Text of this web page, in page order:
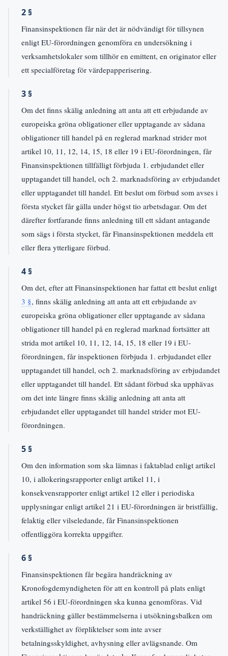
2 §
Finansinspektionen får när det är nödvändigt för tillsynen
enligt EU-förordningen genomföra en undersökning i
verksamhetslokaler som tillhör en emittent, en originator eller
ett specialföretag för värdepapperisering.
3 §
Om det finns skälig anledning att anta att ett erbjudande av
europeiska gröna obligationer eller upptagande av sådana
obligationer till handel på en reglerad marknad strider mot
artikel 10, 11, 12, 14, 15, 18 eller 19 i EU-förordningen, får
Finansinspektionen tillfälligt förbjuda 1. erbjudandet eller
upptagandet till handel, och 2. marknadsföring av erbjudandet
eller upptagandet till handel. Ett beslut om förbud som avses i
första stycket får gälla under högst tio arbetsdagar. Om det
därefter fortfarande finns anledning till ett sådant antagande
som sägs i första stycket, får Finansinspektionen meddela ett
eller flera ytterligare förbud.
4 §
Om det, efter att Finansinspektionen har fattat ett beslut enligt
3 §, finns skälig anledning att anta att ett erbjudande av
europeiska gröna obligationer eller upptagande av sådana
obligationer till handel på en reglerad marknad fortsätter att
strida mot artikel 10, 11, 12, 14, 15, 18 eller 19 i EU-
förordningen, får inspektionen förbjuda 1. erbjudandet eller
upptagandet till handel, och 2. marknadsföring av erbjudandet
eller upptagandet till handel. Ett sådant förbud ska upphävas
om det inte längre finns skälig anledning att anta att
erbjudandet eller upptagandet till handel strider mot EU-
förordningen.
5 §
Om den information som ska lämnas i faktablad enligt artikel
10, i allokeringsrapporter enligt artikel 11, i
konsekvensrapporter enligt artikel 12 eller i periodiska
upplysningar enligt artikel 21 i EU-förordningen är bristfällig,
felaktig eller vilseledande, får Finansinspektionen
offentliggöra korrekta uppgifter.
6 §
Finansinspektionen får begära handräckning av
Kronofogdemyndigheten för att en kontroll på plats enligt
artikel 56 i EU-förordningen ska kunna genomföras. Vid
handräckning gäller bestämmelserna i utsökningsbalken om
verkställighet av förpliktelser som inte avser
betalningsskyldighet, avhysning eller avlägsnande. Om